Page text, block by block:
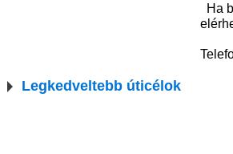
Ha
Legkedveltebb úticélok